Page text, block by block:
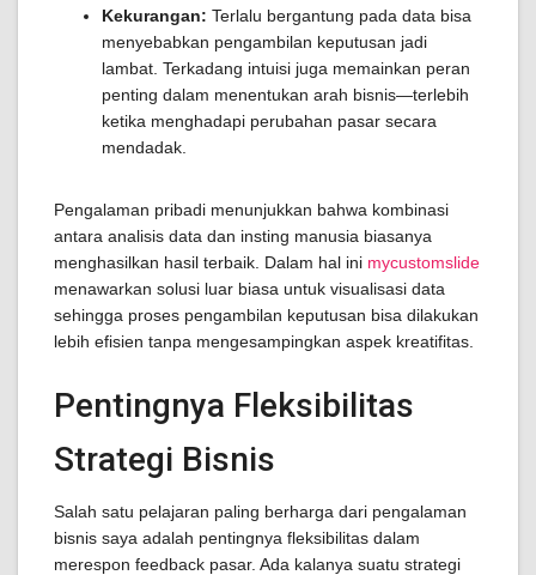
Kekurangan: Terlalu bergantung pada data bisa
menyebabkan pengambilan keputusan jadi
lambat. Terkadang intuisi juga memainkan peran
penting dalam menentukan arah bisnis—terlebih
ketika menghadapi perubahan pasar secara
mendadak.
Pengalaman pribadi menunjukkan bahwa kombinasi
antara analisis data dan insting manusia biasanya
menghasilkan hasil terbaik. Dalam hal ini mycustomslide
menawarkan solusi luar biasa untuk visualisasi data
sehingga proses pengambilan keputusan bisa dilakukan
lebih efisien tanpa mengesampingkan aspek kreatifitas.
Pentingnya Fleksibilitas
Strategi Bisnis
Salah satu pelajaran paling berharga dari pengalaman
bisnis saya adalah pentingnya fleksibilitas dalam
merespon feedback pasar. Ada kalanya suatu strategi